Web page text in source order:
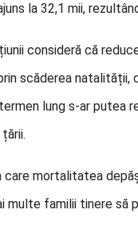
la 32,1 mii,
consideră că
scăderea natalității,
lung s-ar putea
care mortalitatea
multe familii tinere să